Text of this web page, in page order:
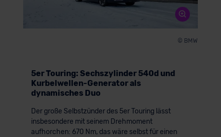
© BMW
5er Touring: Sechszylinder 540d und
Kurbelwellen-Generator als
dynamisches Duo
Der große Selbstzünder des 5er Touring lässt
insbesondere mit seinem Drehmoment
aufhorchen: 670 Nm, das wäre selbst für einen